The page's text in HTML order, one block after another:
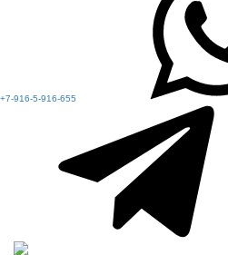
+7-916-5-916-655